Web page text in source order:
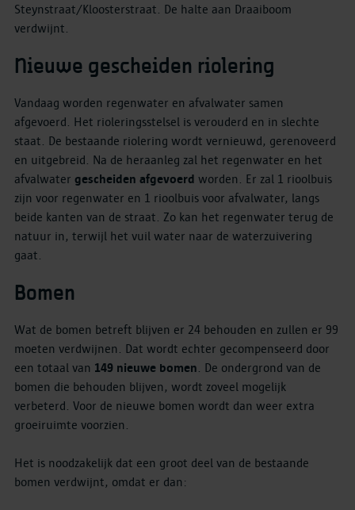
Steynstraat/Kloosterstraat. De halte aan Draaiboom
verdwijnt.
Nieuwe gescheiden riolering
Vandaag worden regenwater en afvalwater samen
afgevoerd. Het rioleringsstelsel is verouderd en in slechte
staat. De bestaande riolering wordt vernieuwd, gerenoveerd
en uitgebreid. Na de heraanleg zal het regenwater en het
afvalwater gescheiden afgevoerd worden. Er zal 1 rioolbuis
zijn voor regenwater en 1 rioolbuis voor afvalwater, langs
beide kanten van de straat. Zo kan het regenwater terug de
natuur in, terwijl het vuil water naar de waterzuivering
gaat.
Bomen
Wat de bomen betreft blijven er 24 behouden en zullen er 99
moeten verdwijnen. Dat wordt echter gecompenseerd door
een totaal van 149 nieuwe bomen. De ondergrond van de
bomen die behouden blijven, wordt zoveel mogelijk
verbeterd. Voor de nieuwe bomen wordt dan weer extra
groeiruimte voorzien.
Het is noodzakelijk dat een groot deel van de bestaande
bomen verdwijnt, omdat er dan: